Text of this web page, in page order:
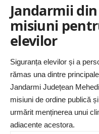
Jandarmii
misiuni
elevilor
Siguranța elevilor și a
rămas una dintre
Jandarmi Județean
misiuni de ordine publică
urmărit menținerea unui
adiacente acestora.